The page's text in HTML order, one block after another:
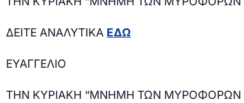
ΔΕΙΤΕ ΑΝΑΛΥΤΙΚΑ ΕΔΩ
ΕΥΑΓΓΕΛΙΟ
ΤΗΝ ΚΥΡΙΑΚΗ “ΜΝΗΜΗ ΤΩΝ ΜΥΡΟΦΟΡΩΝ